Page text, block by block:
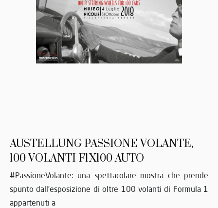
AUSTELLUNG PASSIONE VOLANTE,
100 VOLANTI F1X100 AUTO
#PassioneVolante: una spettacolare mostra che prende
spunto dall’esposizione di oltre 100 volanti di Formula 1
appartenuti a